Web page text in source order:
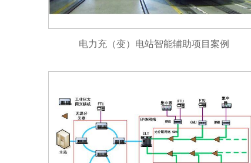
电力充（变）电站智能辅助项目案例